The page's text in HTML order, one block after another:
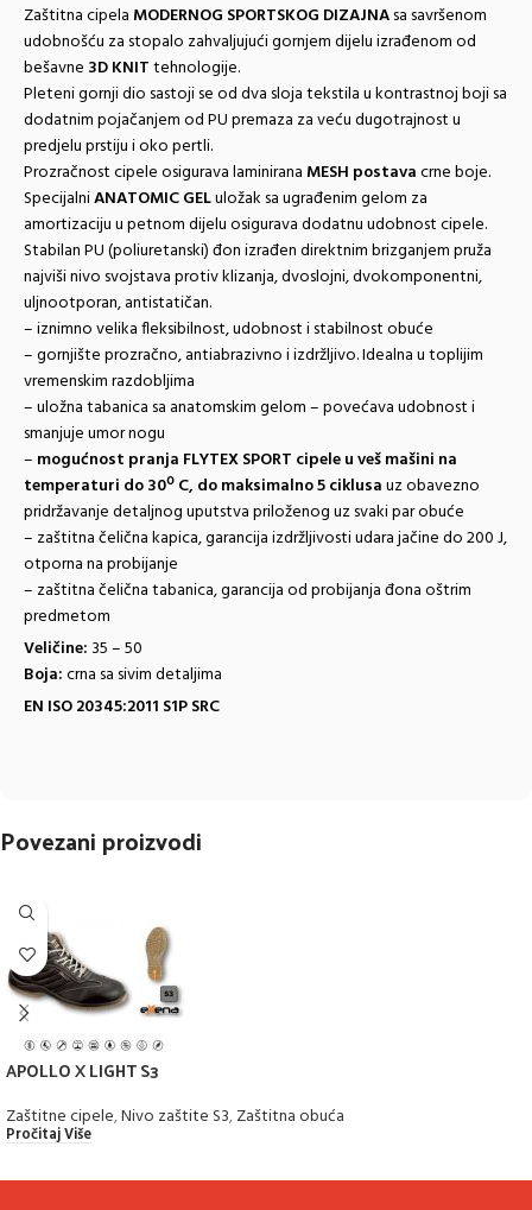
Zaštitna cipela MODERNOG SPORTSKOG DIZAJNAsa savršenom
udobnošću za stopalo zahvaljujući gornjem dijelu izrađenom od
bešavne 3D KNITtehnologije.
Pleteni gornji dio sastoji se od dva sloja tekstila u kontrastnoj boji sa
dodatnim pojačanjem od PU premaza za veću dugotrajnost u
predjelu prstiju i oko pertli.
Prozračnost cipele osigurava laminirana MESH postavacrne boje.
SpecijalniANATOMIC GELuložak sa ugrađenim gelom za
amortizaciju u petnom dijelu osigurava dodatnu udobnost cipele.
Stabilan PU (poliuretanski) đon izrađen direktnim brizganjem pruža
najviši nivo svojstava protiv klizanja, dvoslojni, dvokomponentni,
uljnootporan, antistatičan.
– iznimno velika fleksibilnost, udobnost i stabilnost obuće
– gornjište prozračno, antiabrazivno i izdržljivo. Idealna u toplijim
vremenskim razdobljima
– uložna tabanica sa anatomskim gelom – povećava udobnost i
smanjuje umor nogu
– mogućnost pranja FLYTEX SPORT cipele u veš mašini na
temperaturi do 30º C, do maksimalno 5 ciklusauz obavezno
pridržavanje detaljnog uputstva priloženog uz svaki par obuće
– zaštitna čelična kapica, garancija izdržljivosti udara jačine do 200 J,
otporna na probijanje
– zaštitna čelična tabanica, garancija od probijanja đona oštrim
predmetom
Veličine: 35 – 50
Boja:crna sa sivim detaljima
EN ISO 20345:2011 S1P SRC
Povezani proizvodi
APOLLO X LIGHT S3
Zaštitne cipele,Nivo zaštite S3,Zaštitna obuća
Pročitaj Više